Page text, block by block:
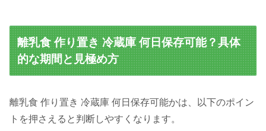
離乳食 作り置き 冷蔵庫 何日保存可能？具体
的な期間と見極め方
離乳食 作り置き 冷蔵庫 何日保存可能かは、以下のポイン
トを押さえると判断しやすくなります。